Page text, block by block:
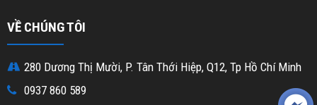
VỀ CHÚNG TÔI
280 Dương Thị Mười, P. Tân Thới Hiệp, Q12, Tp Hồ Chí Minh
0937 860 589